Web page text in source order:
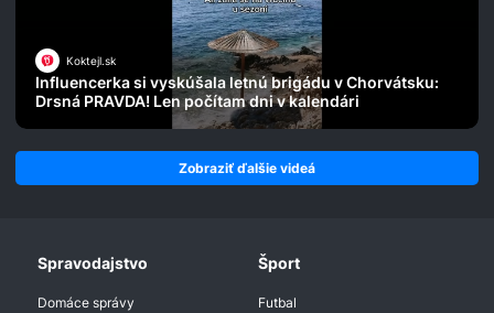
Koktejl.sk
Influencerka si vyskúšala letnú brigádu v Chorvátsku:
Drsná PRAVDA! Len počítam dni v kalendári
Zobraziť ďalšie videá
Spravodajstvo
Domáce správy
Šport
Futbal